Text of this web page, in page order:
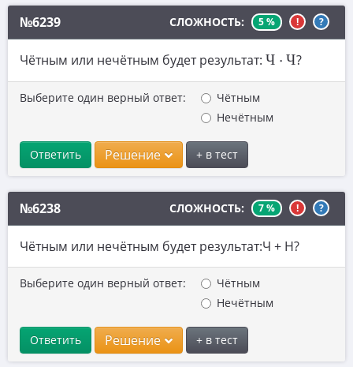
10. Устаревшие задачи ЕГЭ и ОГЭ
11. Натуральные числа
№6239 СЛОЖНОСТЬ: 5 % ! ?
Чётным или нечётным будет результат: Ч ⋅ Ч
Ч Ч ?
Выберите один верный ответ:
Чётным
Нечётным
Ответить Решение + в тест
№6238 СЛОЖНОСТЬ: 7 % ! ?
Чётным или нечётным будет результат:Ч + Н?
Выберите один верный ответ:
Чётным
Нечётным
Ответить Решение + в тест